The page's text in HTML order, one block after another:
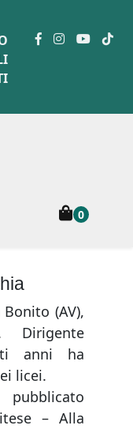
0
(AV),
Dirigente
anni ha
licei.
– Alla